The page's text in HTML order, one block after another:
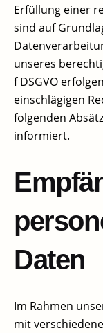
Erfüllung einer
sind auf
unseres
f DSGVO
einschlägigen
folgenden
informiert.
Daten​
Im Rahmen
mit